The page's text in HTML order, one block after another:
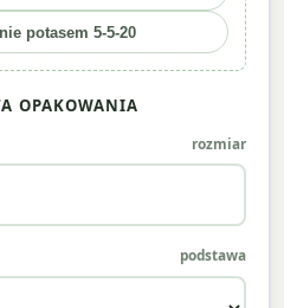
potasem 5-5-20
OPAKOWANIA
rozmiar
podstawa